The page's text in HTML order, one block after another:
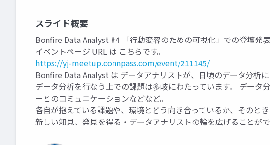
スライド概要
Bonfire Data Analyst #4 「行動変容のための可視化」での登壇発表
イベントページ URL は こちらです。
https://yj-meetup.connpass.com/event/211145/
Bonfire Data Analyst は データアナリストが、日頃のデータ分析に
データ分析を行なう上での課題は多岐にわたっています。 データ
ーとのコミュニケーションなどなど。
各自が抱えている課題や、環境とどう向き合っているか、そのと
新しい知見、発見を得る・データアナリストの輪を広げることがで